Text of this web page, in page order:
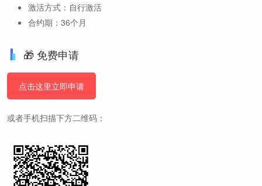
激活方式：自行激活
合约期：36个月
🎁 免费申请
点击这里立即申请
或者手机扫描下方二维码：